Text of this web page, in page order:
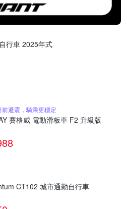
行車 2025年式
前避震，騎乘更穩定
賽格威 電動滑板車 F2 升級版
CT102 城市通勤自行車